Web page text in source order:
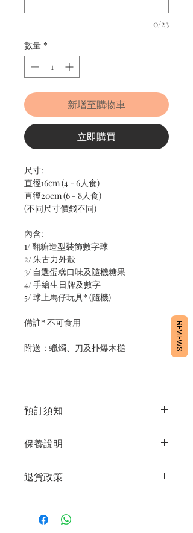
0/23
數量 *
新增至購物車
立即購買
尺寸:
直徑16cm (4 - 6人食)
直徑20cm (6 - 8人食)
(不同尺寸價錢不同)
內含:
1/ 翻糖造型裝飾數字球
2/ 朱古力外殼
3/ 自選蛋糕口味及隨機糖果
4/ 手繪生日牌及數字
5/ 球上馬仔玩具* (隨機)
備註* 不可食用
附送：蠟燭、刀及扑爆木槌
預訂須知
定日期取貨請提早10 - 14天前落單🤗
2/ 下單後24小時內會有專人電郵確認訂
單
3/ 取貨時需要出示確認訊息 或 訂單編
店】
保養說明
2/ 運送時避免大力搖晃
退貨政策
作，不設退換。
REVIEWS